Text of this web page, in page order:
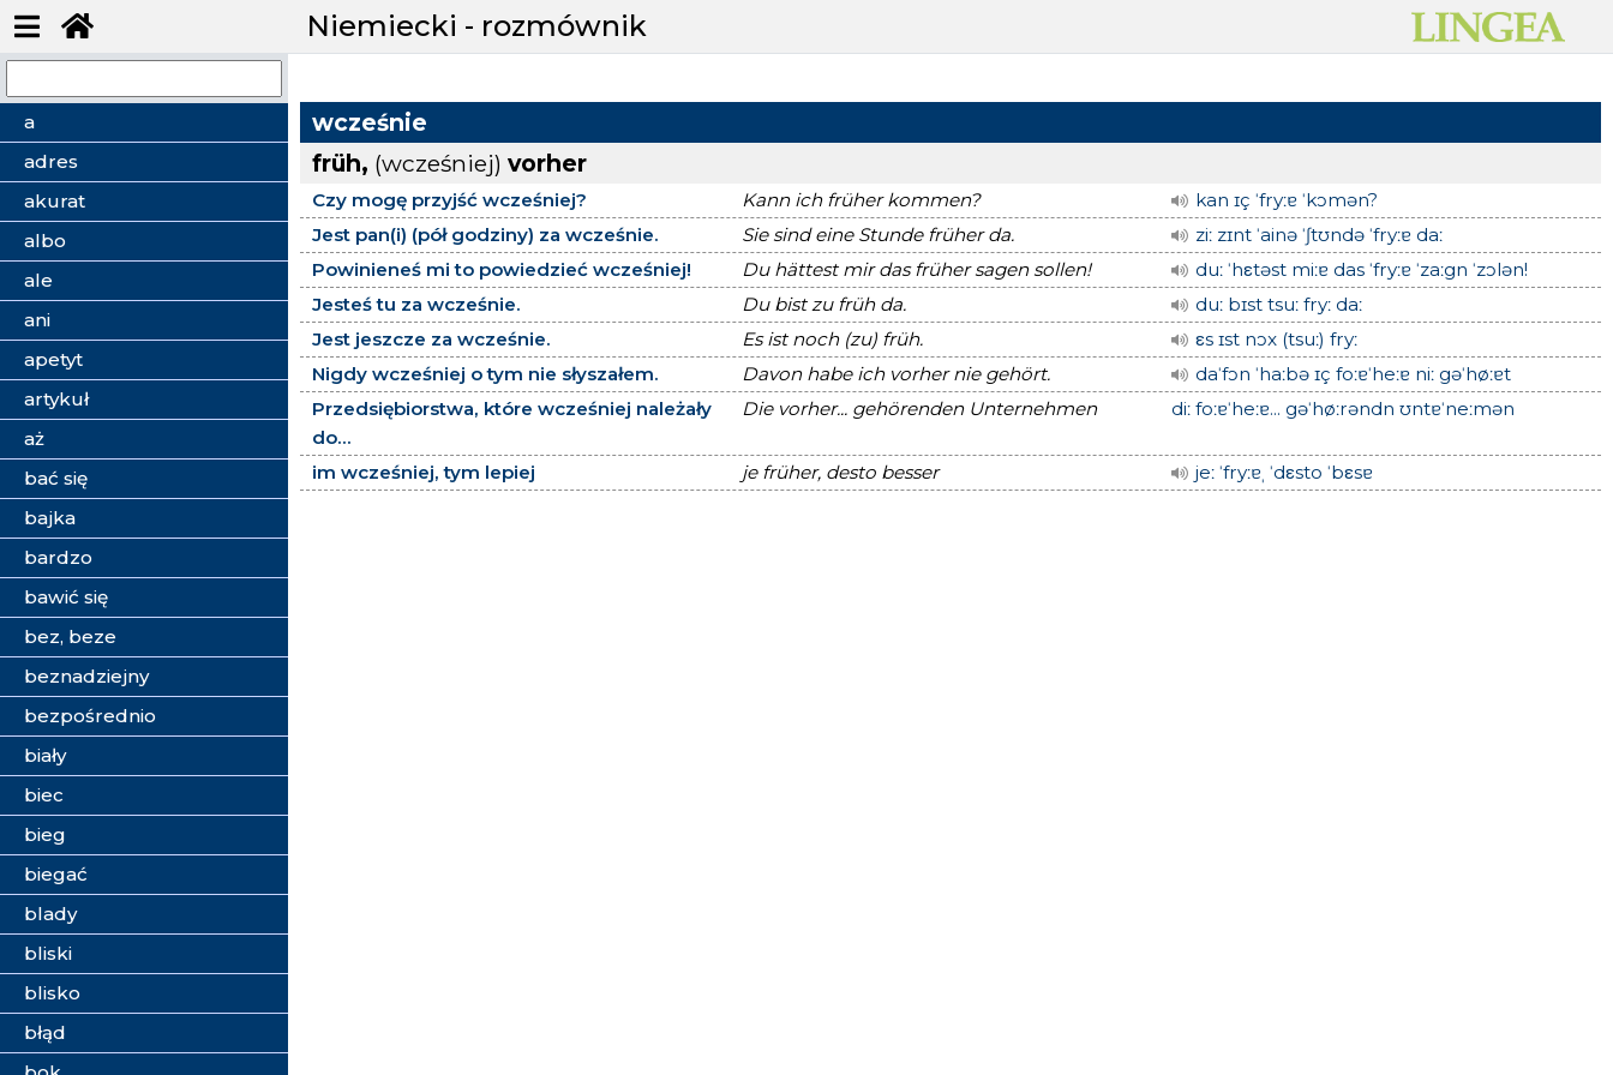
Niemiecki - rozmównik
a
adres
akurat
albo
ale
ani
apetyt
artykuł
aż
bać się
bajka
bardzo
bawić się
bez, beze
beznadziejny
bezpośrednio
biały
biec
bieg
biegać
blady
bliski
blisko
błąd
wcześnie
früh, (wcześniej) vorher
Czy mogę przyjść wcześniej? Kann ich früher kommen?
kan ɪç ˈfryːɐ ˈkɔmən?
Jest pan(i) (pół godziny) za wcześnie.
Sie sind eine Stunde früher da.
ziː zɪnt ˈainə ˈʃtʊndə ˈfryːɐ daː
Powinieneś mi to powiedzieć wcześniej!
Du hättest mir das früher sagen sollen!
duː ˈhεtəst miːɐ das ˈfryːɐ ˈzaːgn ˈzɔlən!
Jesteś tu za wcześnie.
Du bist zu früh da.
duː bɪst tsuː fryː daː
Jest jeszcze za wcześnie.
Es ist noch (zu) früh.
εs ɪst nɔx (tsuː) fryː
Nigdy wcześniej o tym nie słyszałem.
Davon habe ich vorher nie gehört.
daˈfɔn ˈhaːbə ɪç foːɐˈheːɐ niː gəˈhøːɐt
Przedsiębiorstwa, które wcześniej należały
do...
Die vorher... gehörenden Unternehmen diː foːɐˈheːɐ... gəˈhøːrəndn ʊntɐˈneːmən
im wcześniej, tym lepiej je früher, desto besser jeː ˈfryːɐˌ ˈdεsto ˈbεsɐ